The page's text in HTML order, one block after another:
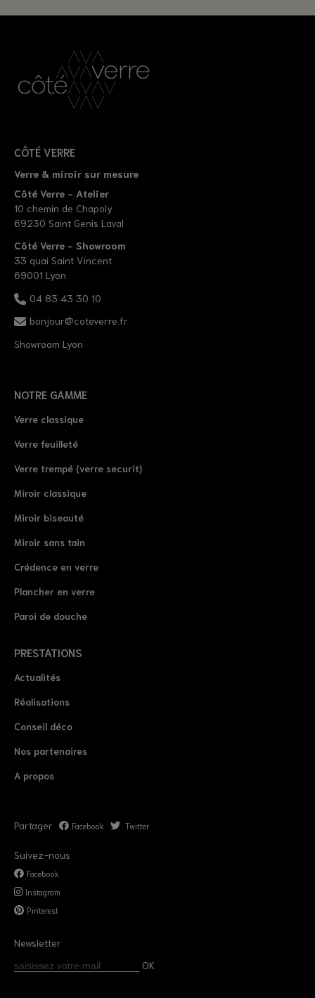
CÔTÉ VERRE
Verre & miroir sur mesure
Côté Verre - Atelier
10 chemin de Chapoly
69230 Saint Genis Laval
Côté Verre - Showroom
33 quai Saint Vincent
69001 Lyon
04 83 43 30 10
bonjour@coteverre.fr
Showroom Lyon
NOTRE GAMME
Verre classique
Verre feuilleté
Verre trempé (verre securit)
Miroir classique
Miroir biseauté
Miroir sans tain
Crédence en verre
Plancher en verre
Paroi de douche
PRESTATIONS
Actualités
Réalisations
Conseil déco
Nos partenaires
A propos
Partager Facebook Twitter
Suivez-nous
Facebook
Instagram
Pinterest
Newsletter
OK